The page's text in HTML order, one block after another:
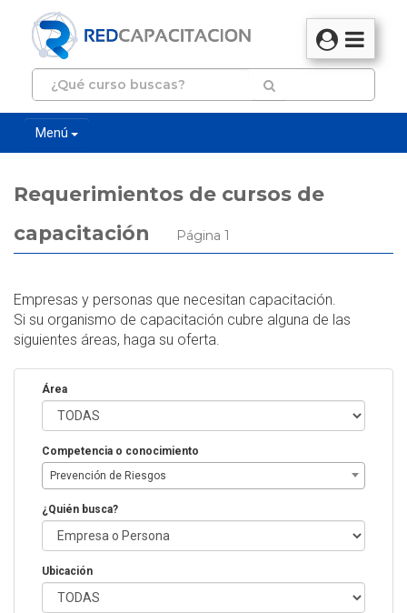
Menú
Requerimientos de cursos de
capacitación
Página 1
Empresas y personas que necesitan capacitación.
Si su organismo de capacitación cubre alguna de las
siguientes áreas, haga su oferta.
Área
Competencia o conocimiento
Prevención de Riesgos
¿Quién busca?
Ubicación